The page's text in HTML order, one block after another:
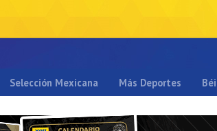
Selección Mexicana Más Deportes